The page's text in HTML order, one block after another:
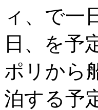
ィ、で一
日、を予
ポリから
泊する予